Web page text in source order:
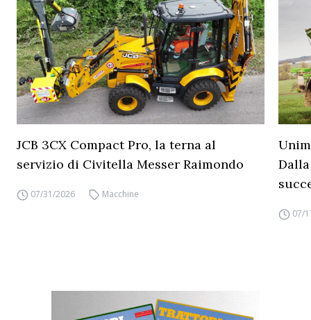
JCB 3CX Compact Pro, la terna al
servizio di Civitella Messer Raimondo
07/31/2026 Macchine
07/